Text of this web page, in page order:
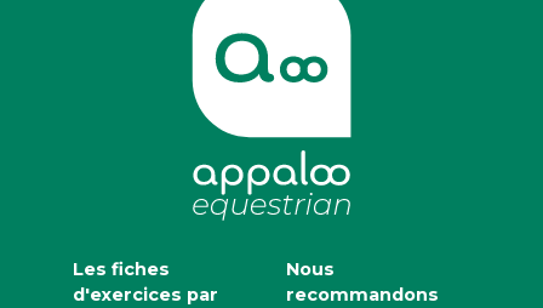
Les fiches
d'exercices par
Nous
recommandons